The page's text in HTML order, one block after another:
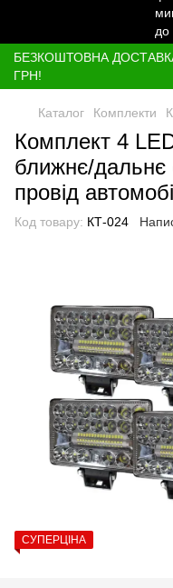
БЕЗКОШТОВНА
ГРН!
Каталог Комплекти
Комплект 4
ближнє/дальнє
провід
Код товару: КТ-024
СУПЕРЦІНА